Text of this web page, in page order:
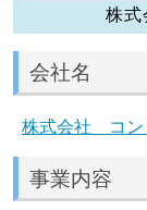
株
会社名
株式会社 コン
事業内容